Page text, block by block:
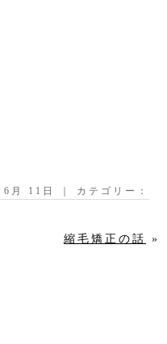
月 11日 ｜ カテゴリー：
縮毛矯正の話 »